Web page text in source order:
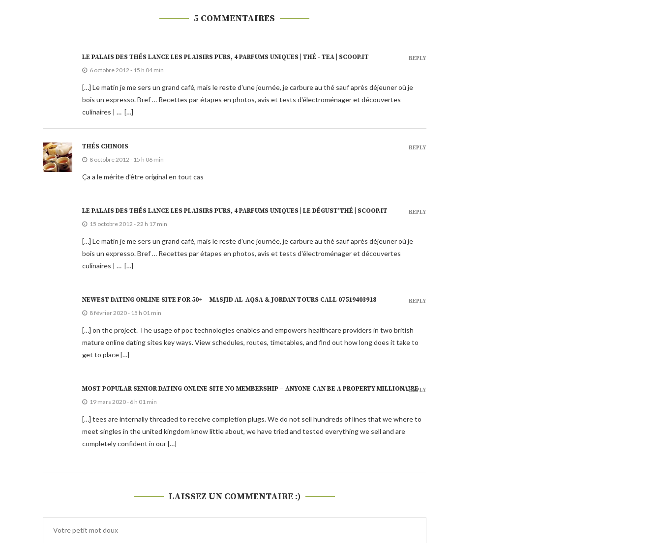
5 COMMENTAIRES
LE PALAIS DES THÉS LANCE LES PLAISIRS PURS, 4 PARFUMS UNIQUES | THÉ - TEA | SCOOP.IT
6 octobre 2012 - 15 h 04 min
[…] Le matin je me sers un grand café, mais le reste d'une journée, je carbure au thé sauf après déjeuner où je
bois un expresso. Bref … Recettes par étapes en photos, avis et tests d'électroménager et découvertes
culinaires | … […]
REPLY
THÉS CHINOIS
8 octobre 2012 - 15 h 06 min
Ça a le mérite d’être original en tout cas
REPLY
LE PALAIS DES THÉS LANCE LES PLAISIRS PURS, 4 PARFUMS UNIQUES | LE DÉGUST'THÉ | SCOOP.IT
15 octobre 2012 - 22 h 17 min
[…] Le matin je me sers un grand café, mais le reste d'une journée, je carbure au thé sauf après déjeuner où je
bois un expresso. Bref … Recettes par étapes en photos, avis et tests d'électroménager et découvertes
culinaires | … […]
REPLY
NEWEST DATING ONLINE SITE FOR 50+ – MASJID AL-AQSA & JORDAN TOURS CALL 07519403918
8 février 2020 - 15 h 01 min
[…] on the project. The usage of poc technologies enables and empowers healthcare providers in two british
mature online dating sites key ways. View schedules, routes, timetables, and find out how long does it take to
get to place […]
REPLY
MOST POPULAR SENIOR DATING ONLINE SITE NO MEMBERSHIP – ANYONE CAN BE A PROPERTY MILLIONAIRE
19 mars 2020 - 6 h 01 min
[…] tees are internally threaded to receive completion plugs. We do not sell hundreds of lines that we where to
meet singles in the united kingdom know little about, we have tried and tested everything we sell and are
completely confident in our […]
REPLY
LAISSEZ UN COMMENTAIRE :)